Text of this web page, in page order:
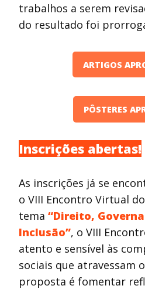
trabalhos a serem
do resultado foi
ARTIGOS
PÔSTERES
Inscrições abertas!
As inscrições já se
o VIII Encontro Virtual do
tema“Direito,
Inclusão”, o VIII
atento e sensível às
sociais que atravessam
proposta é fomentar